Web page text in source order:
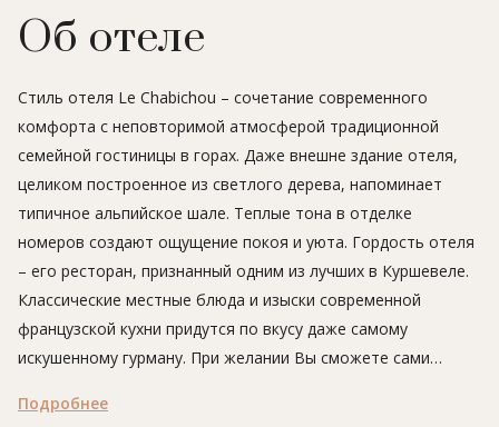
Об отеле
Стиль отеля Le Chabichou – сочетание современного
комфорта с неповторимой атмосферой традиционной
семейной гостиницы в горах. Даже внешне здание отеля,
целиком построенное из светлого дерева, напоминает
типичное альпийское шале. Теплые тона в отделке
номеров создают ощущение покоя и уюта. Гордость отеля
– его ресторан, признанный одним из лучших в Куршевеле.
Классические местные блюда и изыски современной
французской кухни придутся по вкусу даже самому
искушенному гурману. При желании Вы сможете сами
ресторана Мишель Рошди с удовольствием устраивает
Подробнее